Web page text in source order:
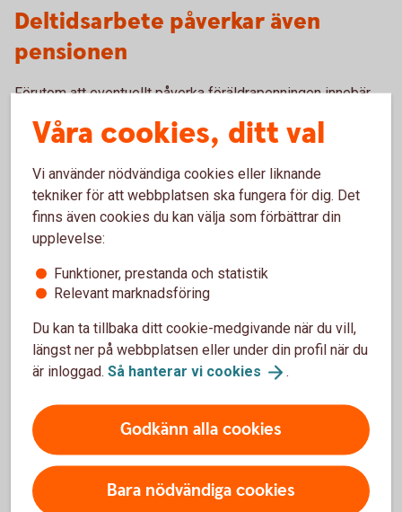
Deltidsarbete påverkar även
pensionen
Förutom att eventuellt påverka föräldrapenningen innebär
– En kortare period av deltidsarbete påverkar inte
pensionen så mycket. Och under barnets fyra första år får
den förälder som tjänar minst pensionsrätt för barnår, det
vill säga extrapengar till sin pension. Men blir man kvar i en
längre period av deltidsarbete kommer pensionen
Pensionen grundas på den lön man har under hela
kommer att ge en lägre pension. Utöver det kan en lägre lön
också innebära att det blir svårare att spara till sin pension
men även till annat.
– Om den ena föräldern tar ett större ansvar för hem och
barn genom att arbeta deltid under några år bör den förälder
som arbetar heltid och sannolikt har en högre inkomst
kompensera den andra. Det kan man göra genom ett extra
sparande i den andras namn, som enskild egendom, eller
Våra cookies, ditt val
Vi använder nödvändiga cookies eller liknande
tekniker för att webbplatsen ska fungera för dig. Det
finns även cookies du kan välja som förbättrar din
upplevelse:
Funktioner, prestanda och statistik
Relevant marknadsföring
Du kan ta tillbaka ditt cookie-medgivande när du vill,
längst ner på webbplatsen eller under din profil när du
är inloggad. Så hanterar vi cookies .
Godkänn alla cookies
Bara nödvändiga cookies